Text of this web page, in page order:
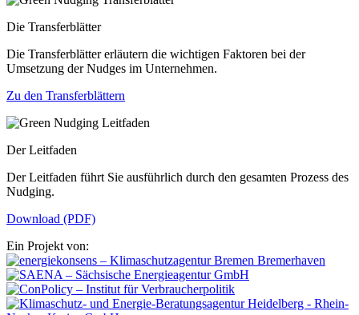
Die Transferblätter
Die Transferblätter erläutern die wichtigen Faktoren bei der
Umsetzung der Nudges im Unternehmen.
Zu den Transferblättern
Der Leitfaden
Der Leitfaden führt Sie ausführlich durch den gesamten Prozess des
Nudging.
Download (PDF)
Ein Projekt von: